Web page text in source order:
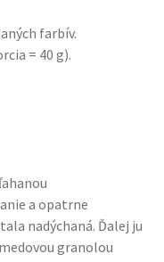
farbív.
= 40 g).
a opatrne
nadýchaná. Ďalej ju
granolou